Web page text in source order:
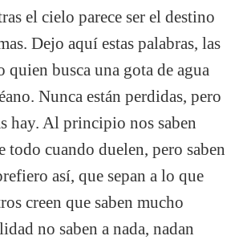
el cielo parece ser el destino
Dejo aquí estas palabras, las
quien busca una gota de agua
Nunca están perdidas, pero
hay. Al principio nos saben
todo cuando duelen, pero saben
así, que sepan a lo que
creen que saben mucho
no saben a nada, nadan